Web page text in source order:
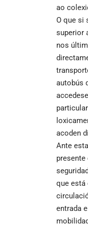
ao
O que si
superior
nos
autobús
acoden
Ante
que está
entrada